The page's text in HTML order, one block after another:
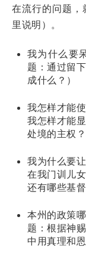
在流行的问题，
里说明）。
我为什么要
题：通过留
成什么？）
我怎样才能
我怎样才能
处境的主权？
我为什么要
在我门训儿
还有哪些基
本州的政策
题：根据神
中用真理和